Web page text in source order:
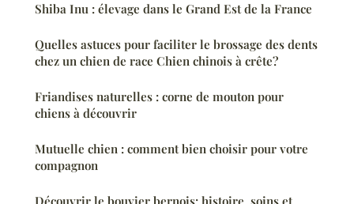
Shiba Inu : élevage dans le Grand Est de la France
Quelles astuces pour faciliter le brossage des dents
chez un chien de race Chien chinois à crête?
Friandises naturelles : corne de mouton pour
chiens à découvrir
Mutuelle chien : comment bien choisir pour votre
compagnon